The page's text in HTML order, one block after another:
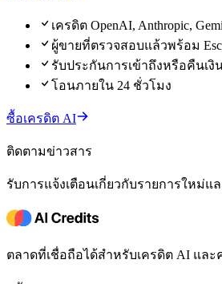
เครดิต OpenAI, Anthropic,
ผู้ขายที่ตรวจสอบแล้วพร้อม
รับประกันการเข้าถึงหรือคืนเงิ
โอนภายใน 24 ชั่วโมง
ซื้อเครดิต AI
ติดตามข่าวสาร
รับการแจ้งเตือนเกี่ยวกับรายการใหม่แ
ตลาดที่เชื่อถือได้สำหรับเครดิต AI และ